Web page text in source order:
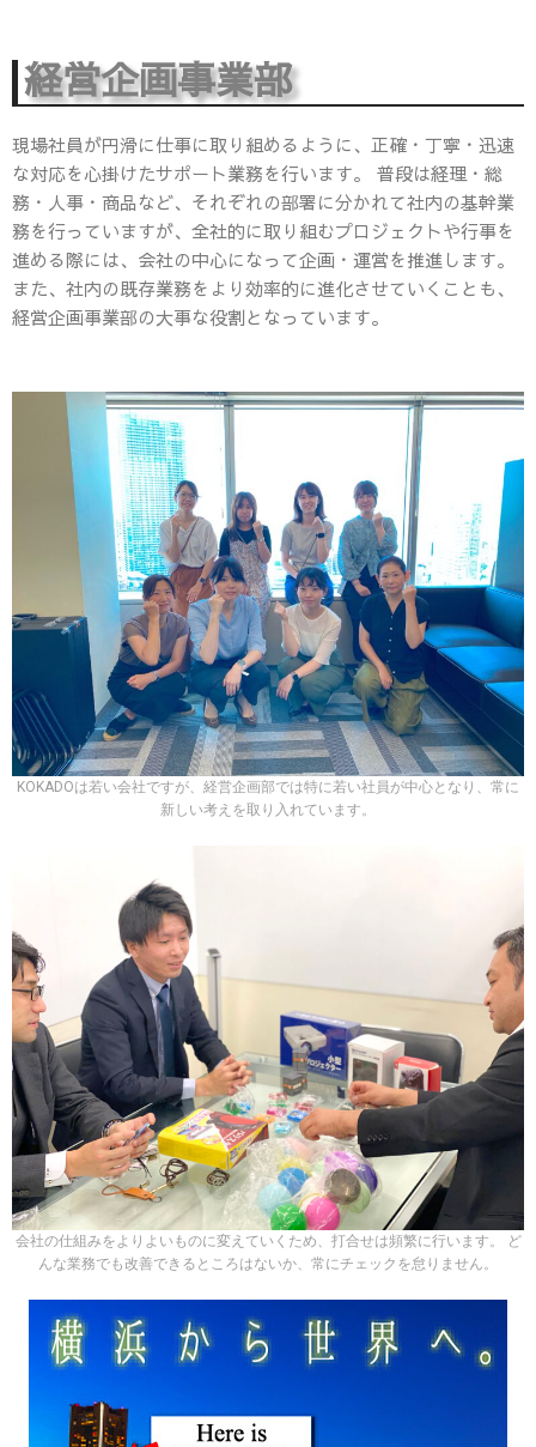
経営企画事業部
現場社員が円滑に仕事に取り組めるように、正確・丁寧・迅速
な対応を心掛けたサポート業務を行います。 普段は経理・総
務・人事・商品など、それぞれの部署に分かれて社内の基幹業
務を行っていますが、全社的に取り組むプロジェクトや行事を
進める際には、会社の中心になって企画・運営を推進します。
また、社内の既存業務をより効率的に進化させていくことも、
経営企画事業部の大事な役割となっています。
KOKADOは若い会社ですが、経営企画部では特に若い社員が中心となり、常に
新しい考えを取り入れています。
会社の仕組みをよりよいものに変えていくため、打合せは頻繁に行います。 ど
んな業務でも改善できるところはないか、常にチェックを怠りません。